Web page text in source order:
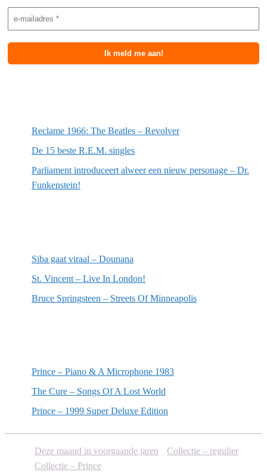
Reclame 1966: The Beatles – Revolver
De 15 beste R.E.M. singles
Parliament introduceert alweer een nieuw personage – Dr.
Funkenstein!
Siba gaat viraal – Dounana
St. Vincent – Live In London!
Bruce Springsteen – Streets Of Minneapolis
Prince – Piano & A Microphone 1983
The Cure – Songs Of A Lost World
Prince – 1999 Super Deluxe Edition
Deze maand in voorgaande jaren
Collectie – regulier
Collectie – Prince